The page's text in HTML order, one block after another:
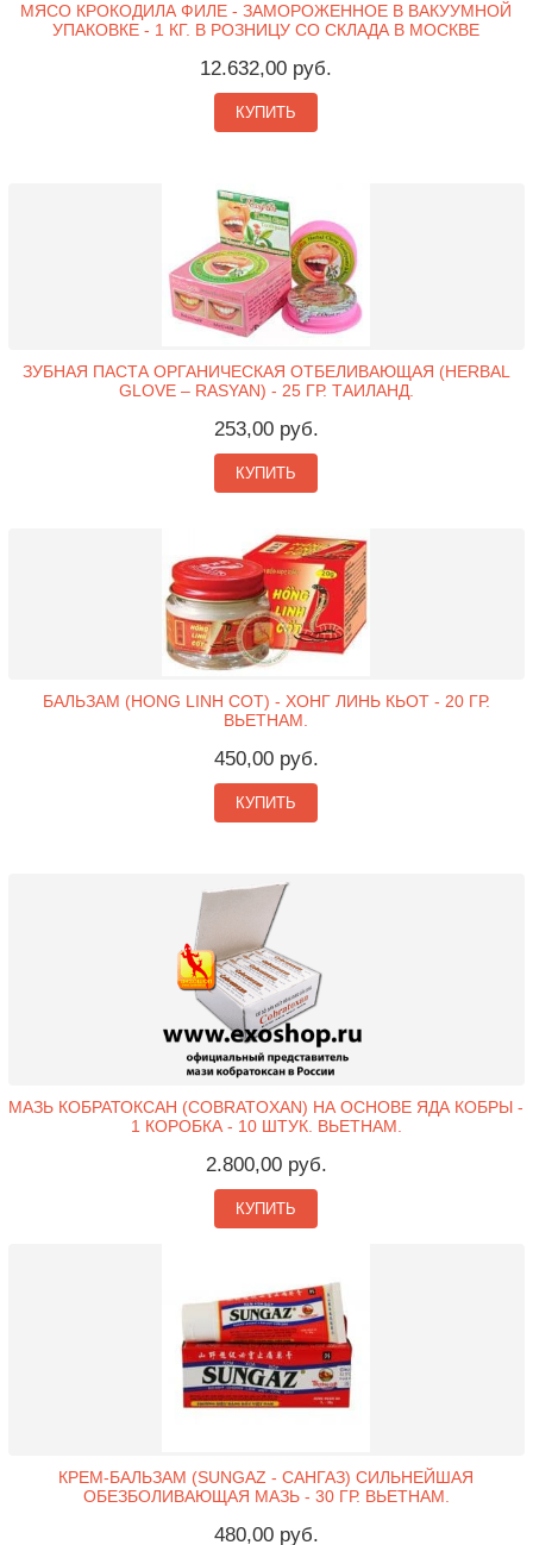
МЯСО КРОКОДИЛА ФИЛЕ - ЗАМОРОЖЕННОЕ В ВАКУУМНОЙ
УПАКОВКЕ - 1 КГ. В РОЗНИЦУ СО СКЛАДА В МОСКВЕ
12.632,00 руб.
КУПИТЬ
ЗУБНАЯ ПАСТА ОРГАНИЧЕСКАЯ ОТБЕЛИВАЮЩАЯ (HERBAL
GLOVE – RASYAN) - 25 ГР. ТАИЛАНД.
253,00 руб.
КУПИТЬ
БАЛЬЗАМ (HONG LINH COT) - ХОНГ ЛИНЬ КЬОТ - 20 ГР.
ВЬЕТНАМ.
450,00 руб.
КУПИТЬ
МАЗЬ КОБРАТОКСАН (COBRATOXAN) НА ОСНОВЕ ЯДА КОБРЫ -
1 КОРОБКА - 10 ШТУК. ВЬЕТНАМ.
2.800,00 руб.
КУПИТЬ
КРЕМ-БАЛЬЗАМ (SUNGAZ - САНГАЗ) СИЛЬНЕЙШАЯ
ОБЕЗБОЛИВАЮЩАЯ МАЗЬ - 30 ГР. ВЬЕТНАМ.
480,00 руб.